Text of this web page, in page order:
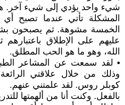
شيء واحد يؤدي إلى شيء آخر.
المشكلة تأتي عندما تصبح
الخمسة مشوهة. ثم يصبحون
عليهم على الإطلاق
الله، وهو ما هو الحب المطلق.
• لقد سمعت عن المشاعر
وذلك من خلال علاقتي الرائعة
كوبلر روس. لقد علمتني عنهم.
بالفعل. وكنت أنا من ألهمتها